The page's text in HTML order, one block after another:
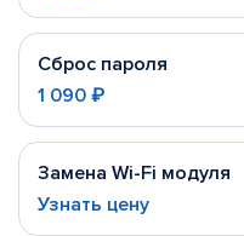
Сброс пароля
1 090 ₽
Замена Wi-Fi модуля
Узнать цену